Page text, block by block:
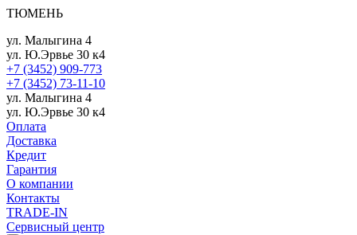
ТЮМЕНЬ
ул. Малыгина 4
ул. Ю.Эрвье 30 к4
+7 (3452) 909-773
+7 (3452) 73-11-10
ул. Малыгина 4
ул. Ю.Эрвье 30 к4
Оплата
Доставка
Кредит
Гарантия
О компании
Контакты
TRADE-IN
Сервисный центр